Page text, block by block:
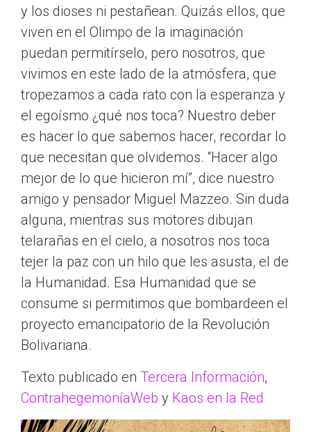
y los dioses ni pestañean. Quizás ellos, que
viven en el Olimpo de la imaginación
puedan permitírselo, pero nosotros, que
vivimos en este lado de la atmósfera, que
tropezamos a cada rato con la esperanza y
el egoísmo ¿qué nos toca? Nuestro deber
es hacer lo que sabemos hacer, recordar lo
que necesitan que olvidemos. “Hacer algo
mejor de lo que hicieron mí”, dice nuestro
amigo y pensador Miguel Mazzeo. Sin duda
alguna, mientras sus motores dibujan
telarañas en el cielo, a nosotros nos toca
tejer la paz con un hilo que les asusta, el de
la Humanidad. Esa Humanidad que se
consume si permitimos que bombardeen el
proyecto emancipatorio de la Revolución
Bolivariana.
Texto publicado en Tercera Información,
ContrahegemoníaWeb y Kaos en la Red